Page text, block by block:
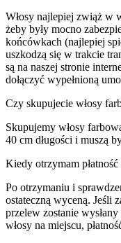
Włosy najlepiej zwiąż w
żeby były mocno
końcówkach (najlepiej
uszkodzą się w trakcie
są na naszej stronie
dołączyć wypełnioną
Czy skupujecie włosy
Skupujemy włosy
40 cm długości i muszą
Kiedy otrzymam płatność
Po otrzymaniu i
ostateczną wyceną. Jeśli
przelew zostanie
włosy na miejscu,